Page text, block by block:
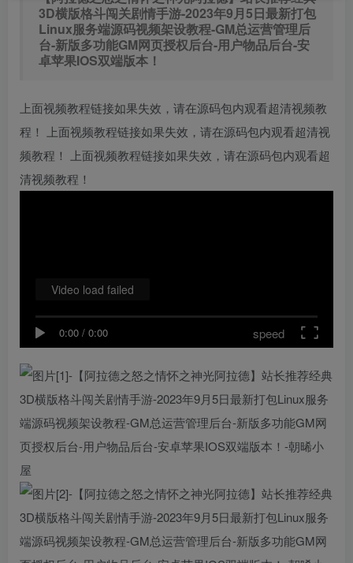
3D横版格斗闯关剧情手游-2023年9月5日最新打包
Linux服务端源码视频架设教程-GM总运营管理后
台-新版多功能GM网页授权后台-用户物品后台-安
卓苹果IOS双端版本！
上面视频教程链接如果失效，请在源码包内观看超清视频教
程！ 上面视频教程链接如果失效，请在源码包内观看超清视
频教程！ 上面视频教程链接如果失效，请在源码包内观看超
清视频教程！
0:00 / 0:00 speed
Video load failed